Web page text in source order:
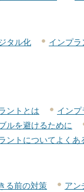
タル化
インプ
ントとは
インプ
ルを避けるために
ントについてよくあ
る前の対策
アン